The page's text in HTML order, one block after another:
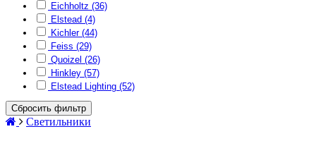
Eichholtz (36)
Elstead (4)
Kichler (44)
Feiss (29)
Quoizel (26)
Hinkley (57)
Elstead Lighting (52)
Сбросить фильтр
Светильники